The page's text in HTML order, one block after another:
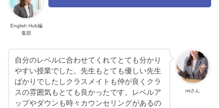
English Hub編
集部
miさん
自分のレベルに合わせてくれてとても分かり
やすい授業でした。先生もとても優しい先生
ばかりでしたしクラスメイトも仲が良くクラ
スの雰囲気もとても良かったです。レベルア
ップやダウンも時々カウンセリングがあるの